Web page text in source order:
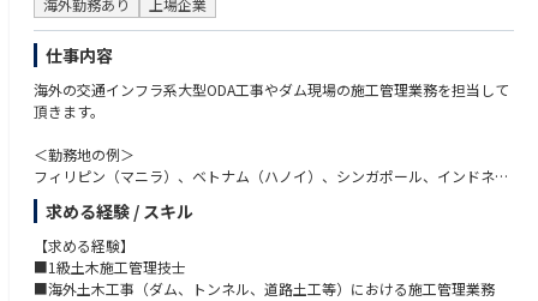
海外勤務あり 上場企業
仕事内容
海外の交通インフラ系大型ODA工事やダム現場の施工管理業務を担当して
頂きます。
＜勤務地の例＞
フィリピン（マニラ）、ベトナム（ハノイ）、シンガポール、インドネシ
ア（ジャカルタ）、タイ（バンコク）、ミャンマー、インド等
※同社が手掛ける物件には、日系/非日系の世界的グローバル企業の、PC
工事、補修補強工事、トンネル、エネルギー関連などの案件が多数ありま
す。
求める経験 / スキル
【求める経験】
■1級土木施工管理技士
■海外土木工事（ダム、トンネル、道路土工等）における施工管理業務